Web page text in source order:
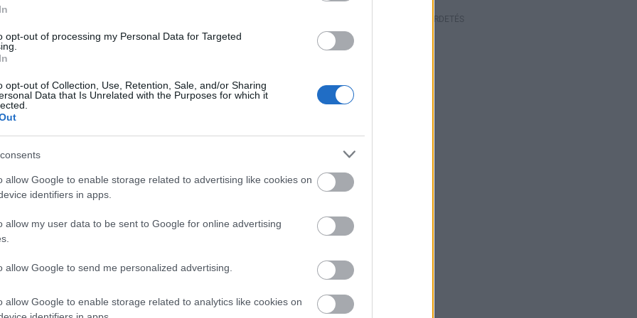
opt-out of processing my Personal Data for Targeted
opt-out of Collection, Use, Retention, Sale, and/or Sharing
Data that Is Unrelated with the Purposes for which it
allow Google to enable storage related to advertising like cookies on
identifiers in apps.
allow my user data to be sent to Google for online advertising
allow Google to send me personalized advertising.
allow Google to enable storage related to analytics like cookies on
vezérigazgatója az MTI-nek elmondta:
kezdik betonozni a falakat. A cég várhatóan
betonfalak megszilárdulása után kezdődhet a
Erzsébet Caritas Alapítvány gázrobbanás
Aktuális
HIRDETÉS